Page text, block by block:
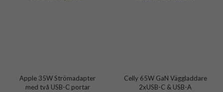
Apple 35W Strömadapter
med två USB-C portar
Celly 65W GaN Väggladdare
2xUSB-C & USB-A